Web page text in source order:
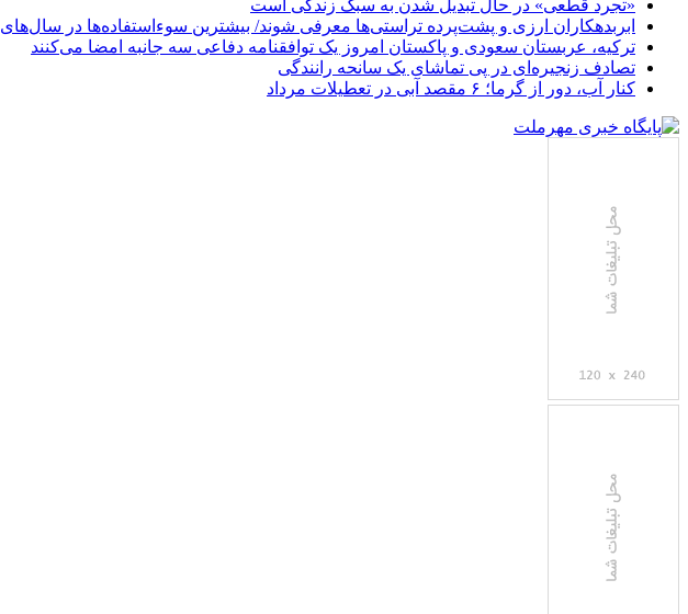
«تجرد قطعی» در حال تبدیل شدن به سبک زندگی است
ابربدهکاران ارزی و پشت‌پرده تراستی‌ها معرفی شوند/ بیشترین سوءاستفاده‌ها در سال‌های ۱۴۰۱ تا ۱۴۰۴ رخ داده است
ترکیه، عربستان سعودی و پاکستان امروز یک توافقنامه دفاعی سه جانبه امضا می‌کنند
تصادف زنجیره‌ای در پی تماشای یک سانحه رانندگی
کنار آب، دور از گرما؛ ۶ مقصد آبی در تعطیلات مرداد